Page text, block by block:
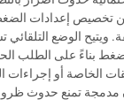
تخصيص إعدادات
ويتيح الوضع
بناءً على الطلب
الخاصة أو
مدمجة تمنع حدوث